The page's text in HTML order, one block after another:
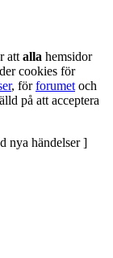
att alla hemsidor
cookies för
, förforumet och
på att acceptera
nya händelser ]